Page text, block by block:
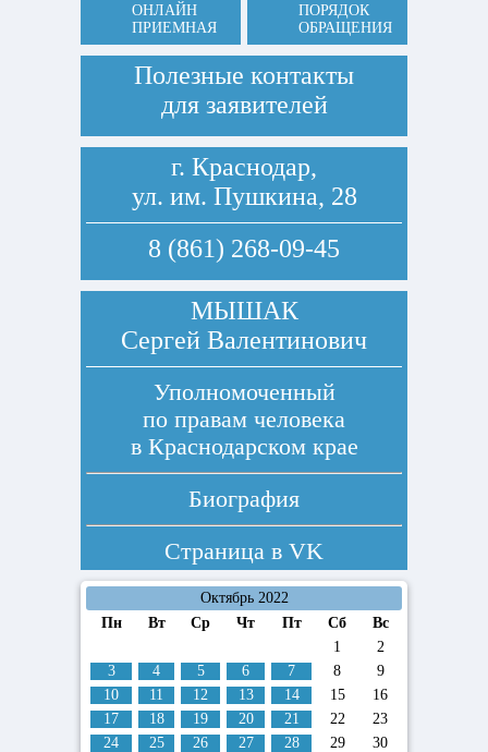
ОНЛАЙН
ПРИЕМНАЯ
ПОРЯДОК
ОБРАЩЕНИЯ
Полезные контакты
для заявителей
г. Краснодар,
ул. им. Пушкина, 28
8 (861) 268-09-45
МЫШАК
Сергей Валентинович
Уполномоченный
по правам человека
в Краснодарском крае
Биография
Страница в VK
Октябрь 2022
Пн
Вт Ср Чт Пт Сб
Вс
1
2
3
4 5 6 7 8
9
10
11 12 13 14 15
16
17
18 19 20 21 22
23
24
25 26 27 28 29 30